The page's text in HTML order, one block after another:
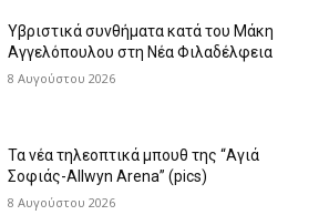
Υβριστικά συνθήματα κατά του Μάκη
Αγγελόπουλου στη Νέα Φιλαδέλφεια
8 Αυγούστου 2026
Τα νέα τηλεοπτικά μπουθ της “Αγιά
Σοφιάς-Allwyn Arena” (pics)
8 Αυγούστου 2026